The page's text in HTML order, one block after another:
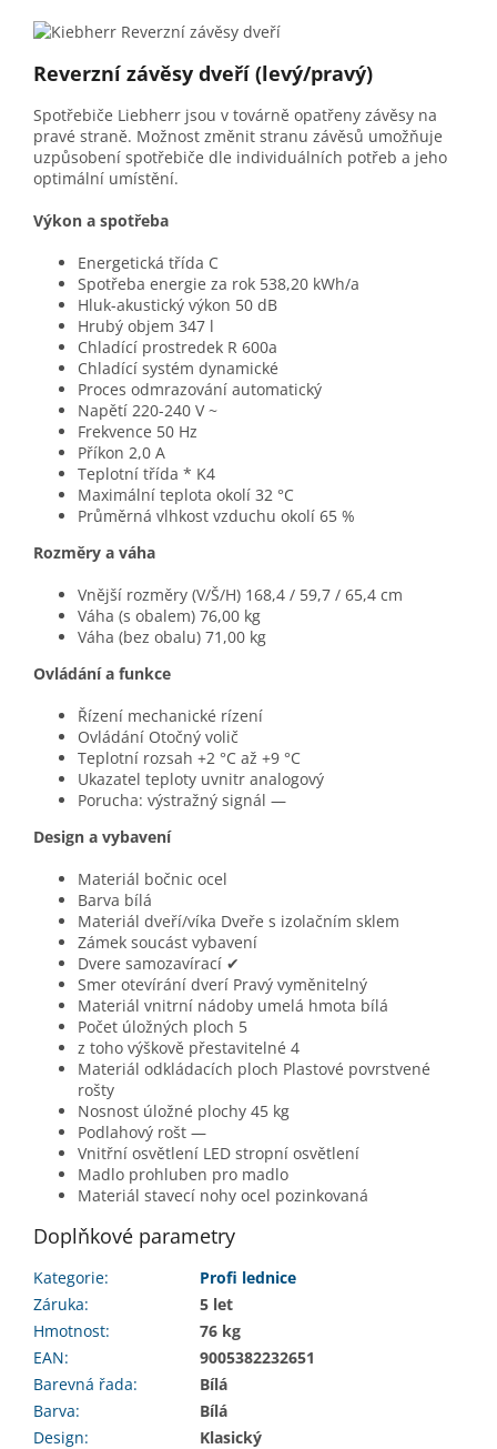
Reverzní závěsy dveří (levý/pravý)
Spotřebiče Liebherr jsou v továrně opatřeny závěsy na
pravé straně. Možnost změnit stranu závěsů umožňuje
uzpůsobení spotřebiče dle individuálních potřeb a jeho
optimální umístění.
Výkon a spotřeba
Energetická třída C
Spotřeba energie za rok 538,20 kWh/a
Hluk-akustický výkon 50 dB
Hrubý objem 347 l
Chladící prostredek R 600a
Chladící systém dynamické
Proces odmrazování automatický
Napětí 220-240 V ~
Frekvence 50 Hz
Příkon 2,0 A
Teplotní třída * K4
Maximální teplota okolí 32 °C
Průměrná vlhkost vzduchu okolí 65 %
Rozměry a váha
Vnější rozměry (V/Š/H) 168,4 / 59,7 / 65,4 cm
Váha (s obalem) 76,00 kg
Váha (bez obalu) 71,00 kg
Ovládání a funkce
Řízení mechanické rízení
Ovládání Otočný volič
Teplotní rozsah +2 °C až +9 °C
Ukazatel teploty uvnitr analogový
Porucha: výstražný signál —
Design a vybavení
Materiál bočnic ocel
Barva bílá
Materiál dveří/víka Dveře s izolačním sklem
Zámek soucást vybavení
Dvere samozavírací ✔
Smer otevírání dverí Pravý vyměnitelný
Materiál vnitrní nádoby umelá hmota bílá
Počet úložných ploch 5
z toho výškově přestavitelné 4
Materiál odkládacích ploch Plastové povrstvené
rošty
Nosnost úložné plochy 45 kg
Podlahový rošt —
Vnitřní osvětlení LED stropní osvětlení
Madlo prohluben pro madlo
Materiál stavecí nohy ocel pozinkovaná
Doplňkové parametry
Kategorie:
Profi lednice
Záruka:
5 let
Hmotnost:
76 kg
EAN:
9005382232651
Barevná řada:
Bílá
Barva:
Bílá
Design:
Klasický